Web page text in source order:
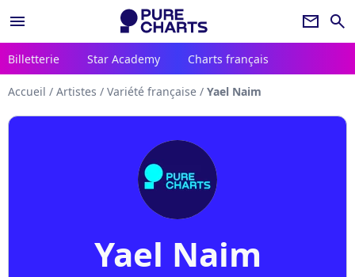
menu newsletter search
Billetterie Star Academy Charts français
Accueil / Artistes / Variété française / Yael Naim
Yael Naim